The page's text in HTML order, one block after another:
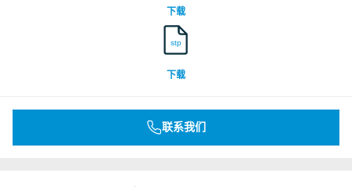
Underwriters Laboratories Inc.
下载
stp
下载
联系我们